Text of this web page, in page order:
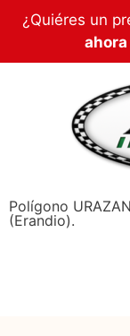
¿Quiéres un
ahora
Polígono
(Erandio).